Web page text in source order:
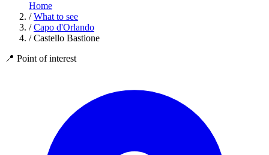
Home
/ What to see
/ Capo d'Orlando
/ Castello Bastione
📍 Point of interest